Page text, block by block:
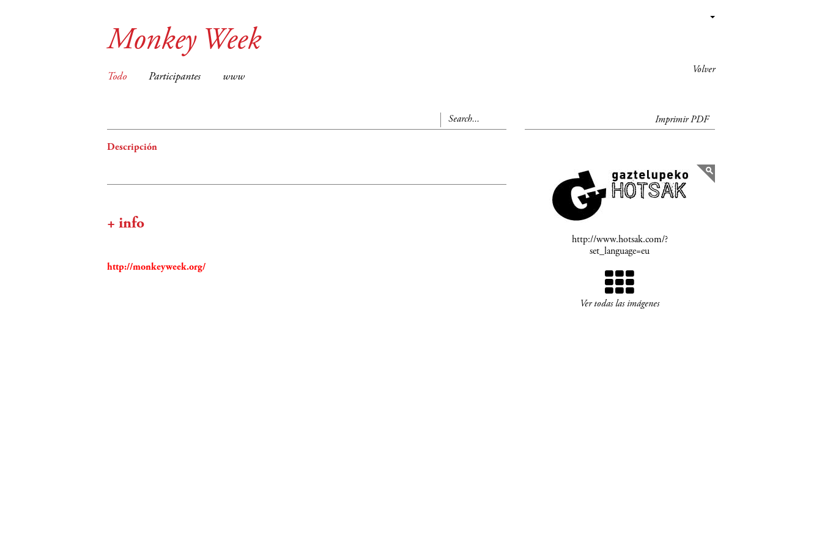
Volver
Monkey Week
Todo Participantes www
Imprimir PDF
Descripción
+ info
http://monkeyweek.org/
http://www.hotsak.com/?
set_language=eu
Ver todas las imágenes